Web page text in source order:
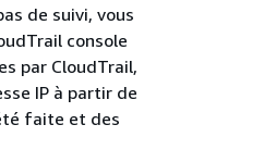
de suivi, vous
console
par CloudTrail,
IP à partir de
faite et des